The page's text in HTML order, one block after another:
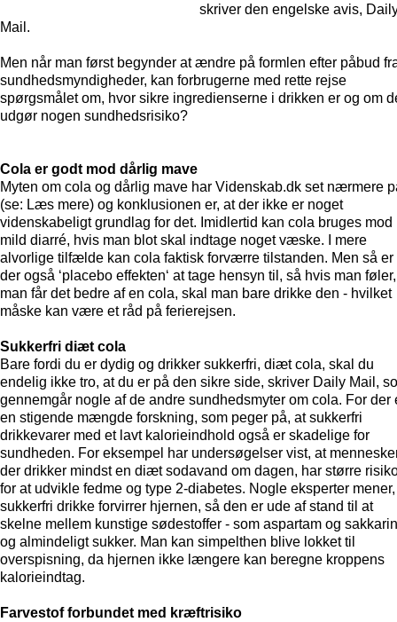
skriver den engelske avis,
Mail.
Men når man først begynder at ændre på formlen efter påbud
sundhedsmyndigheder, kan forbrugerne med rette rejse
spørgsmålet om, hvor sikre ingredienserne i drikken er og om
udgør nogen sundhedsrisiko?
Cola er godt mod dårlig mave
Myten om cola og dårlig mave har Videnskab.dk set nærmere
(se: Læs mere) og konklusionen er, at der ikke er noget
videnskabeligt grundlag for det. Imidlertid kan cola bruges mod
mild diarré, hvis man blot skal indtage noget væske. I mere
alvorlige tilfælde kan cola faktisk forværre tilstanden. Men så er
der også ‘placebo effekten‘ at tage hensyn til, så hvis man
man får det bedre af en cola, skal man bare drikke den - hvilket
måske kan være et råd på ferierejsen.
Sukkerfri diæt cola
Bare fordi du er dydig og drikker sukkerfri, diæt cola, skal du
endelig ikke tro, at du er på den sikre side, skriver Daily Mail,
gennemgår nogle af de andre sundhedsmyter om cola. For der
en stigende mængde forskning, som peger på, at sukkerfri
drikkevarer med et lavt kalorieindhold også er skadelige for
sundheden. For eksempel har undersøgelser vist, at
der drikker mindst en diæt sodavand om dagen, har større
for at udvikle fedme og type 2-diabetes. Nogle eksperter
sukkerfri drikke forvirrer hjernen, så den er ude af stand til at
skelne mellem kunstige sødestoffer - som aspartam og
og almindeligt sukker. Man kan simpelthen blive lokket til
overspisning, da hjernen ikke længere kan beregne kroppens
kalorieindtag.
Farvestof forbundet med kræftrisiko